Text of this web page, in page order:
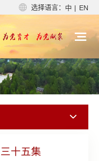
选择语言： 中 | EN
十五集